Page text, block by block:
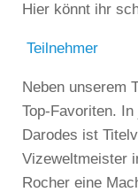
Hier könnt ihr
Teilnehmer
Neben unserem
Top-Favoriten. In
Darodes ist
Vizeweltmeister
Rocher eine